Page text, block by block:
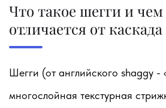
Что такое шегги и
отличается от каскада
Шегги (от английского shaggy -
многослойная текстурная